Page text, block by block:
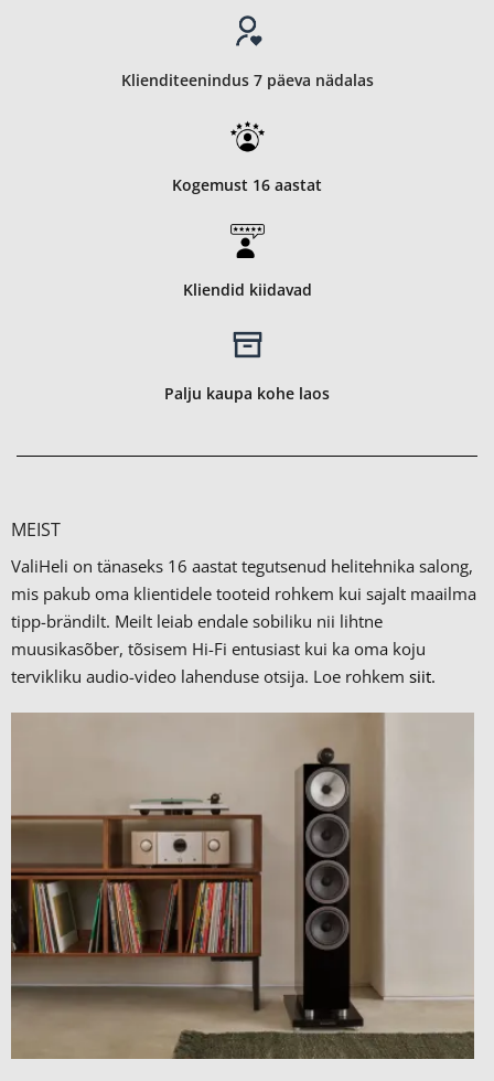
Klienditeenindus 7 päeva nädalas
Kogemust 16 aastat
Kliendid kiidavad
Palju kaupa kohe laos
MEIST
ValiHeli on tänaseks 16 aastat tegutsenud helitehnika salong,
mis pakub oma klientidele tooteid rohkem kui sajalt maailma
tipp-brändilt. Meilt leiab endale sobiliku nii lihtne
muusikasõber, tõsisem Hi-Fi entusiast kui ka oma koju
tervikliku audio-video lahenduse otsija. Loe rohkem siit.